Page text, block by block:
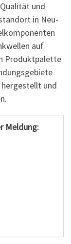
und
in Neu-
auf
Produktpalette
und
Meldung: